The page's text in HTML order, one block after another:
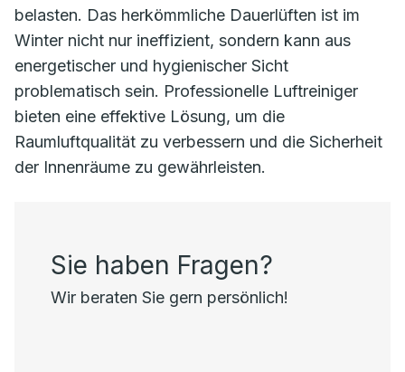
belasten. Das herkömmliche Dauerlüften ist im
Winter nicht nur ineffizient, sondern kann aus
energetischer und hygienischer Sicht
problematisch sein. Professionelle Luftreiniger
bieten eine effektive Lösung, um die
Raumluftqualität zu verbessern und die Sicherheit
der Innenräume zu gewährleisten.
Sie haben Fragen?
Wir beraten Sie gern persönlich!